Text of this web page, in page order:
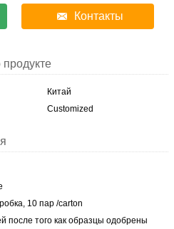
Контакты
Китай
Customized
10 пар /carton
после того как образцы одобрены